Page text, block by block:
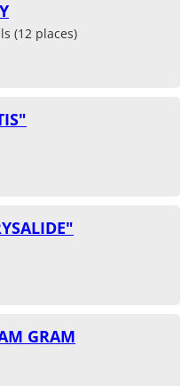
(12 places)
GRAM